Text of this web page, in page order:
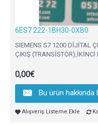
6ES7 222-1BH30-0XB0
SIEMENS S7 1200 DİJİTAL
ÇIKIŞ (TRANSİSTÖR),İKİNCİ
0,00€
Bu ürün
Alışveriş Listeme Ekle